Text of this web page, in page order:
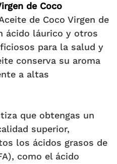
de Coco
de Coco Virgen de
ácido láurico y otros
para la salud y
conserva su aroma
a altas
que obtengas un
superior,
los ácidos grasos de
como el ácido